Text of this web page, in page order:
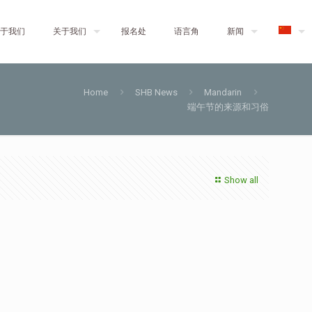
我们 关于我们 报名处 语言角 新闻
Home SHB News
Mandarin
端午节的来源和习俗
Show all